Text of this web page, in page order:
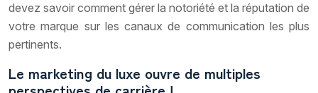
devez savoir comment gérer la notoriété et la réputation de
votre marque sur les canaux de communication les plus
pertinents.
Le marketing du luxe ouvre de multiples